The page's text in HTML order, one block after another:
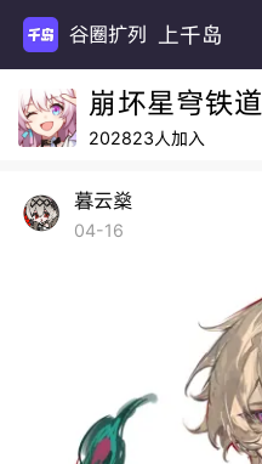
谷圈扩列 上千岛
崩坏星穹铁道
202823人加入
暮云燊
04-16